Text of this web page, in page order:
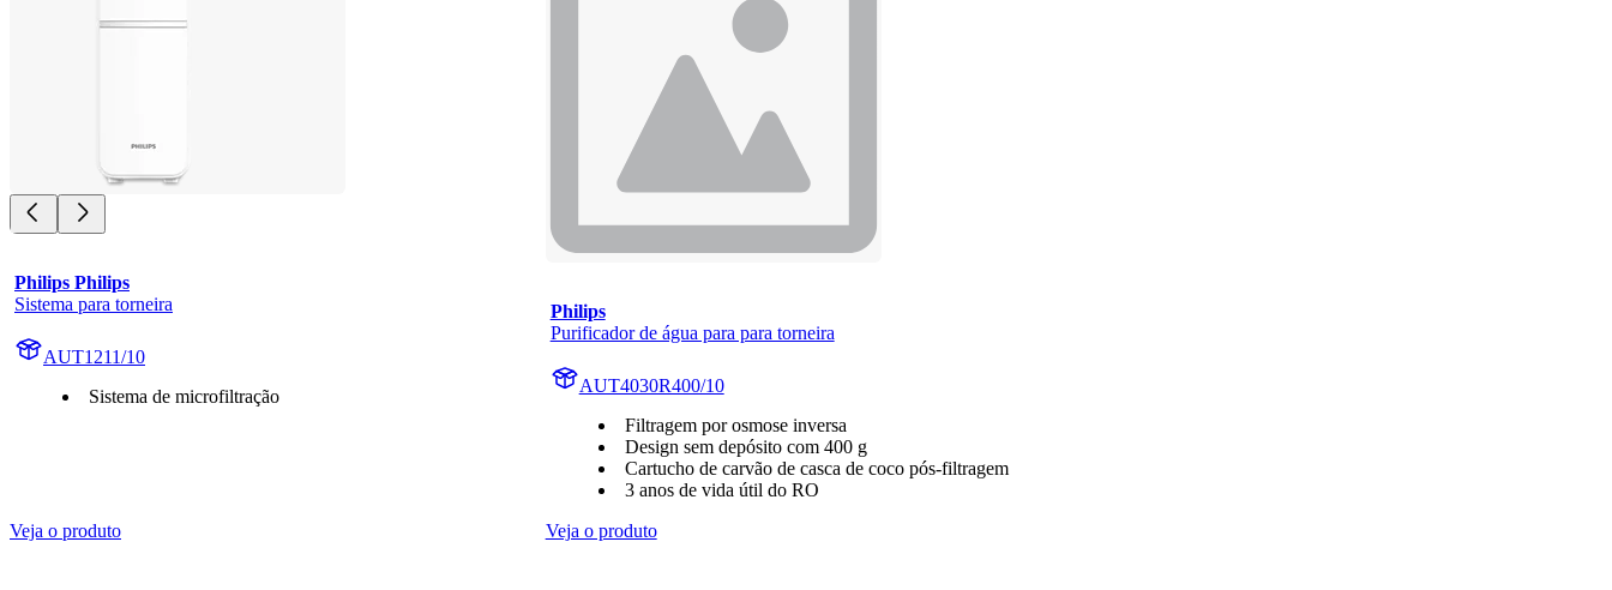
Philips Philips
Sistema para torneira
AUT1211/10
Sistema de microfiltração
Veja o produto
Philips
Purificador de água para para torneira
AUT4030R400/10
Filtragem por osmose inversa
Design sem depósito com 400 g
Cartucho de carvão de casca de coco pós-filtragem
3 anos de vida útil do RO
Veja o produto